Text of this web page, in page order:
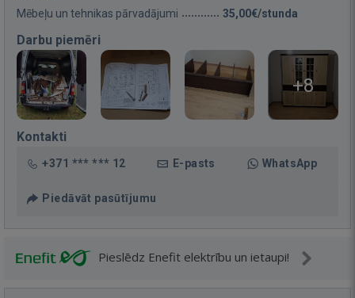
Mēbeļu un tehnikas pārvadājumi 35,00€/stunda
Darbu piemēri
+8
Kontakti
+371 *** *** 12 E-pasts WhatsApp
Piedāvāt pasūtījumu
Pieslēdz Enefit elektrību un ietaupi!